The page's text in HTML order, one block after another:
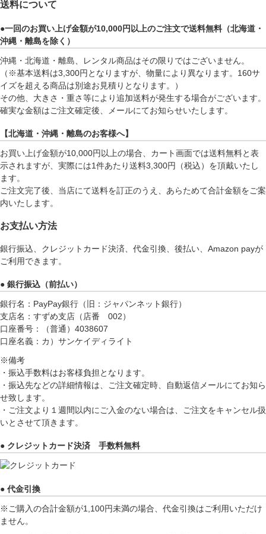
送料について
●一回のお買い上げ金額が10,000円以上のご注文で送料無料（北海道・
沖縄・離島を除く）
沖縄・北海道・離島、レンタル商品はその限りではございません。
（※基本送料は3,300円となりますが、物量により異なります。160サ
イズを超える商品は別途お見積りとなります。）
その他、大きさ・重さ等により追加送料が発生する場合がございます。
確実な金額はご注文確定後、メールにてお知らせいたします。
【北海道・沖縄・離島のお客様へ】
お買い上げ金額が10,000円以上の場合、カート画面では送料無料と表
示されますが、実際には1件あたり送料3,300円（税込）を頂戴いたし
ます。
ご注文完了後、当店にて送料を訂正のうえ、あらためて合計金額をご案
内いたします。
お支払い方法
銀行振込、クレジットカード決済、代金引換、後払い、Amazon payが
ご利用できます。
● 銀行振込（前払い）
銀行名：PayPay銀行（旧：ジャパンネット銀行）
支店名：すずめ支店（店番 002）
口座番号：（普通）4038607
口座名義：カ）サンケイディライト
※備考
・振込手数料はお客様負担となります。
・振込先などの詳細情報は、ご注文確定時、自動返信メールにてお知ら
せ致します。
・ご注文より１週間以内にご入金のない場合は、ご注文をキャンセル扱
いとさせて頂きます。
● クレジットカード決済 手数料無料
● 代金引換
※ご購入の合計金額が1,100円未満の場合、代金引換はご利用いただけ
ません。